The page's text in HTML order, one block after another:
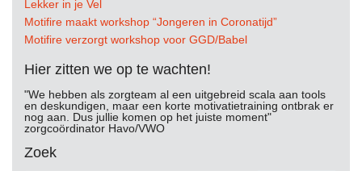
Lekker in je Vel
Motifire maakt workshop “Jongeren in Coronatijd”
Motifire verzorgt workshop voor GGD/Babel
Hier zitten we op te wachten!
"We hebben als zorgteam al een uitgebreid scala aan tools
en deskundigen, maar een korte motivatietraining ontbrak er
nog aan. Dus jullie komen op het juiste moment"
zorgcoördinator Havo/VWO
Zoek